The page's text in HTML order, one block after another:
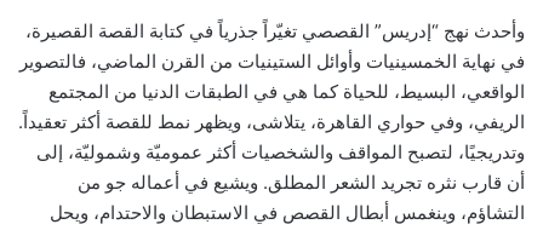
وأحدث نهج “إدريس” القصصي تغيّراً جذرياً في كتابة القصة القصيرة،
في نهاية الخمسينيات وأوائل الستينيات من القرن الماضي، فالتصوير
الواقعي، البسيط، للحياة كما هي في الطبقات الدنيا من المجتمع
الريفي، وفي حواري القاهرة، يتلاشى، ويظهر نمط للقصة أكثر تعقيداً.
وتدريجيًا، لتصبح المواقف والشخصيات أكثر عموميّة وشموليّة، إلى
أن قارب نثره تجريد الشعر المطلق. ويشيع في أعماله جو من
التشاؤم، وينغمس أبطال القصص في الاستبطان والاحتدام، ويحل